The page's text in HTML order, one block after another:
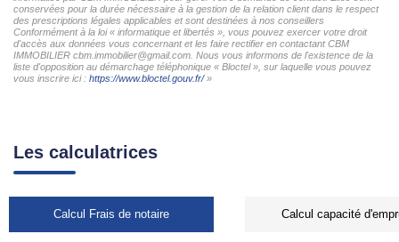
conservées pour la durée nécessaire à la gestion de la relation client dans le respect
des prescriptions légales applicables et sont destinées à nos conseillers
Conformément à la loi « informatique et libertés », vous pouvez exercer votre droit
d'accès aux données vous concernant et les faire rectifier en contactant CBM
IMMOBILIER cbm.immobilier@gmail.com. Nous vous informons de l'existence de la
liste d'opposition au démarchage téléphonique « Bloctel », sur laquelle vous pouvez
vous inscrire ici : https://www.bloctel.gouv.fr/»
Les calculatrices
Calcul Frais de notaire Calcul capacité